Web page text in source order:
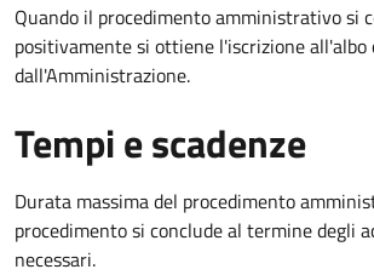
Quando il procedimento amministrativo si
positivamente si ottiene l'iscrizione
dall'Amministrazione.
Tempi e scadenze
Durata massima del procedimento
procedimento si conclude al termine degli
necessari.